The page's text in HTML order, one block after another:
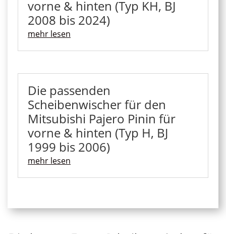
vorne & hinten (Typ KH, BJ
2008 bis 2024)
mehr lesen
Die passenden
Scheibenwischer für den
Mitsubishi Pajero Pinin für
vorne & hinten (Typ H, BJ
1999 bis 2006)
mehr lesen